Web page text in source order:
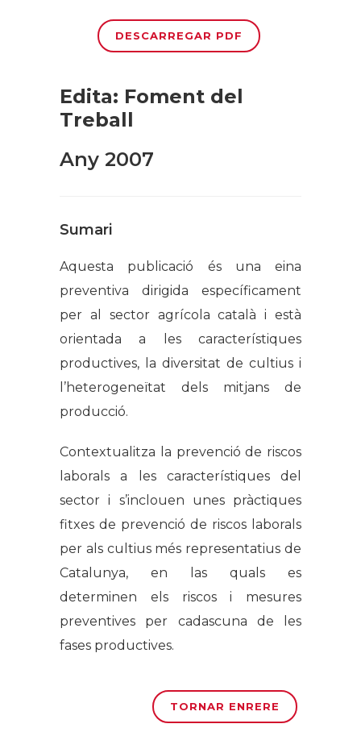
DESCARREGAR PDF
Edita: Foment del
Treball
Any 2007
Sumari
Aquesta publicació és una eina
preventiva dirigida específicament
per al sector agrícola català i està
orientada a les característiques
productives, la diversitat de cultius i
l’heterogeneïtat dels mitjans de
producció.
Contextualitza la prevenció de riscos
laborals a les característiques del
sector i s’inclouen unes pràctiques
fitxes de prevenció de riscos laborals
per als cultius més representatius de
Catalunya, en las quals es
determinen els riscos i mesures
preventives per cadascuna de les
fases productives.
TORNAR ENRERE